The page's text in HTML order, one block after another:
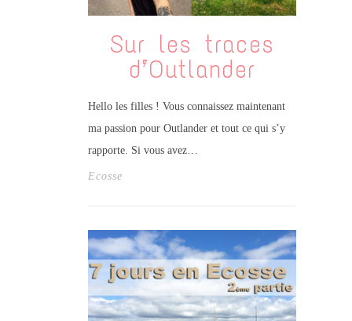
Sur les traces
d’Outlander
Hello les filles ! Vous connaissez maintenant
ma passion pour Outlander et tout ce qui s’y
rapporte. Si vous avez…
Ecosse